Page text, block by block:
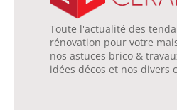
Toute l'actualité des
rénovation pour votre
nos astuces brico &
idées décos et nos divers